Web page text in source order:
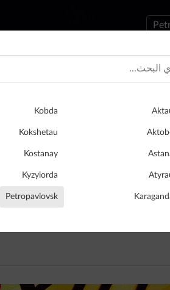
​Смотри
Служба заказа такси «Максим»
состоянии заказа
Kobda
Kokshetau
Kostanay
Kyzylorda
Petropavlovsk